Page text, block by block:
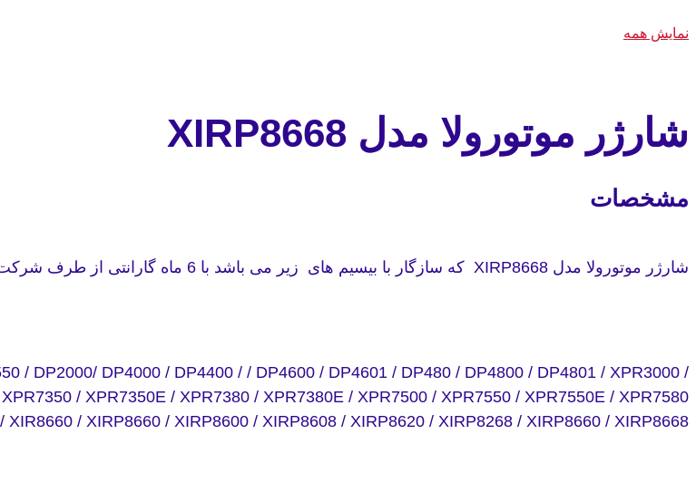
نمایش همه
شارژر موتورولا مدل XIRP8668
مشخصات
شارژر موتورولا مدل XIRP8668 که سازگار با بیسیم های زیر می باشد با 6 ماه گارانتی از طرف شرکت میثاق فن ارتباط به خریداران گرامی تحویل می گردد.
/ DP2000/ DP4000 / DP4400 / / DP4600 / DP4601 / DP480 / DP4800 / DP4801 / XPR3000 /
/ XPR7350E / XPR7380 / XPR7380E / XPR7500 / XPR7550 / XPR7550E / XPR7580
XIR8660 / XIRP8660 / XIRP8600 / XIRP8608 / XIRP8620 / XIRP8268 / XIRP8660 / XIRP8668